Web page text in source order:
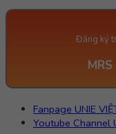
Đăng ký
MRS
Fanpage UNIE
Youtube Channel